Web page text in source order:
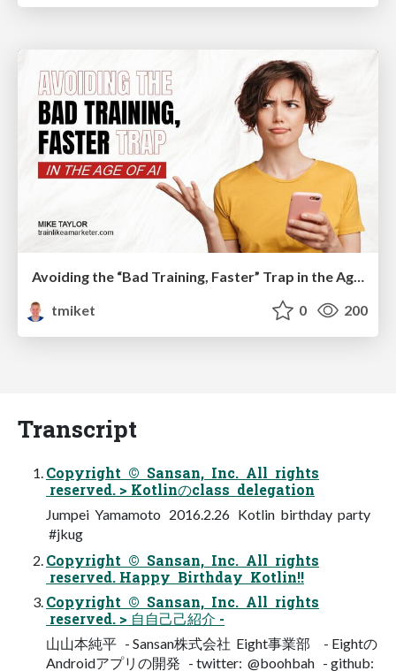
tmiket
0 200
Transcript
Copyright © Sansan, Inc. All rights
reserved. > Kotlinのclass delegation
Jumpei Yamamoto 2016.2.26 Kotlin birthday party
#jkug
Copyright © Sansan, Inc. All rights
reserved. Happy Birthday Kotlin!!
Copyright © Sansan, Inc. All rights
reserved. > ⾃自⼰己紹介 -
⼭山本純平 - Sansan株式会社 Eight事業部 - Eightの
Androidアプリの開発 - twitter: @boohbah - github: